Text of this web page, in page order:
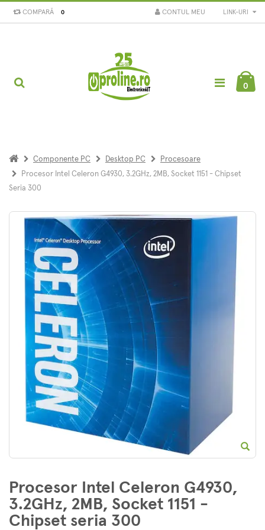
COMPARĂ 0 LINK-URI
CONTUL MEU
0
Componente PC Desktop PC
Procesoare
Procesor Intel Celeron G4930, 3.2GHz, 2MB, Socket 1151 - Chipset
Seria 300
Procesor Intel Celeron G4930,
3.2GHz, 2MB, Socket 1151 -
Chipset seria 300